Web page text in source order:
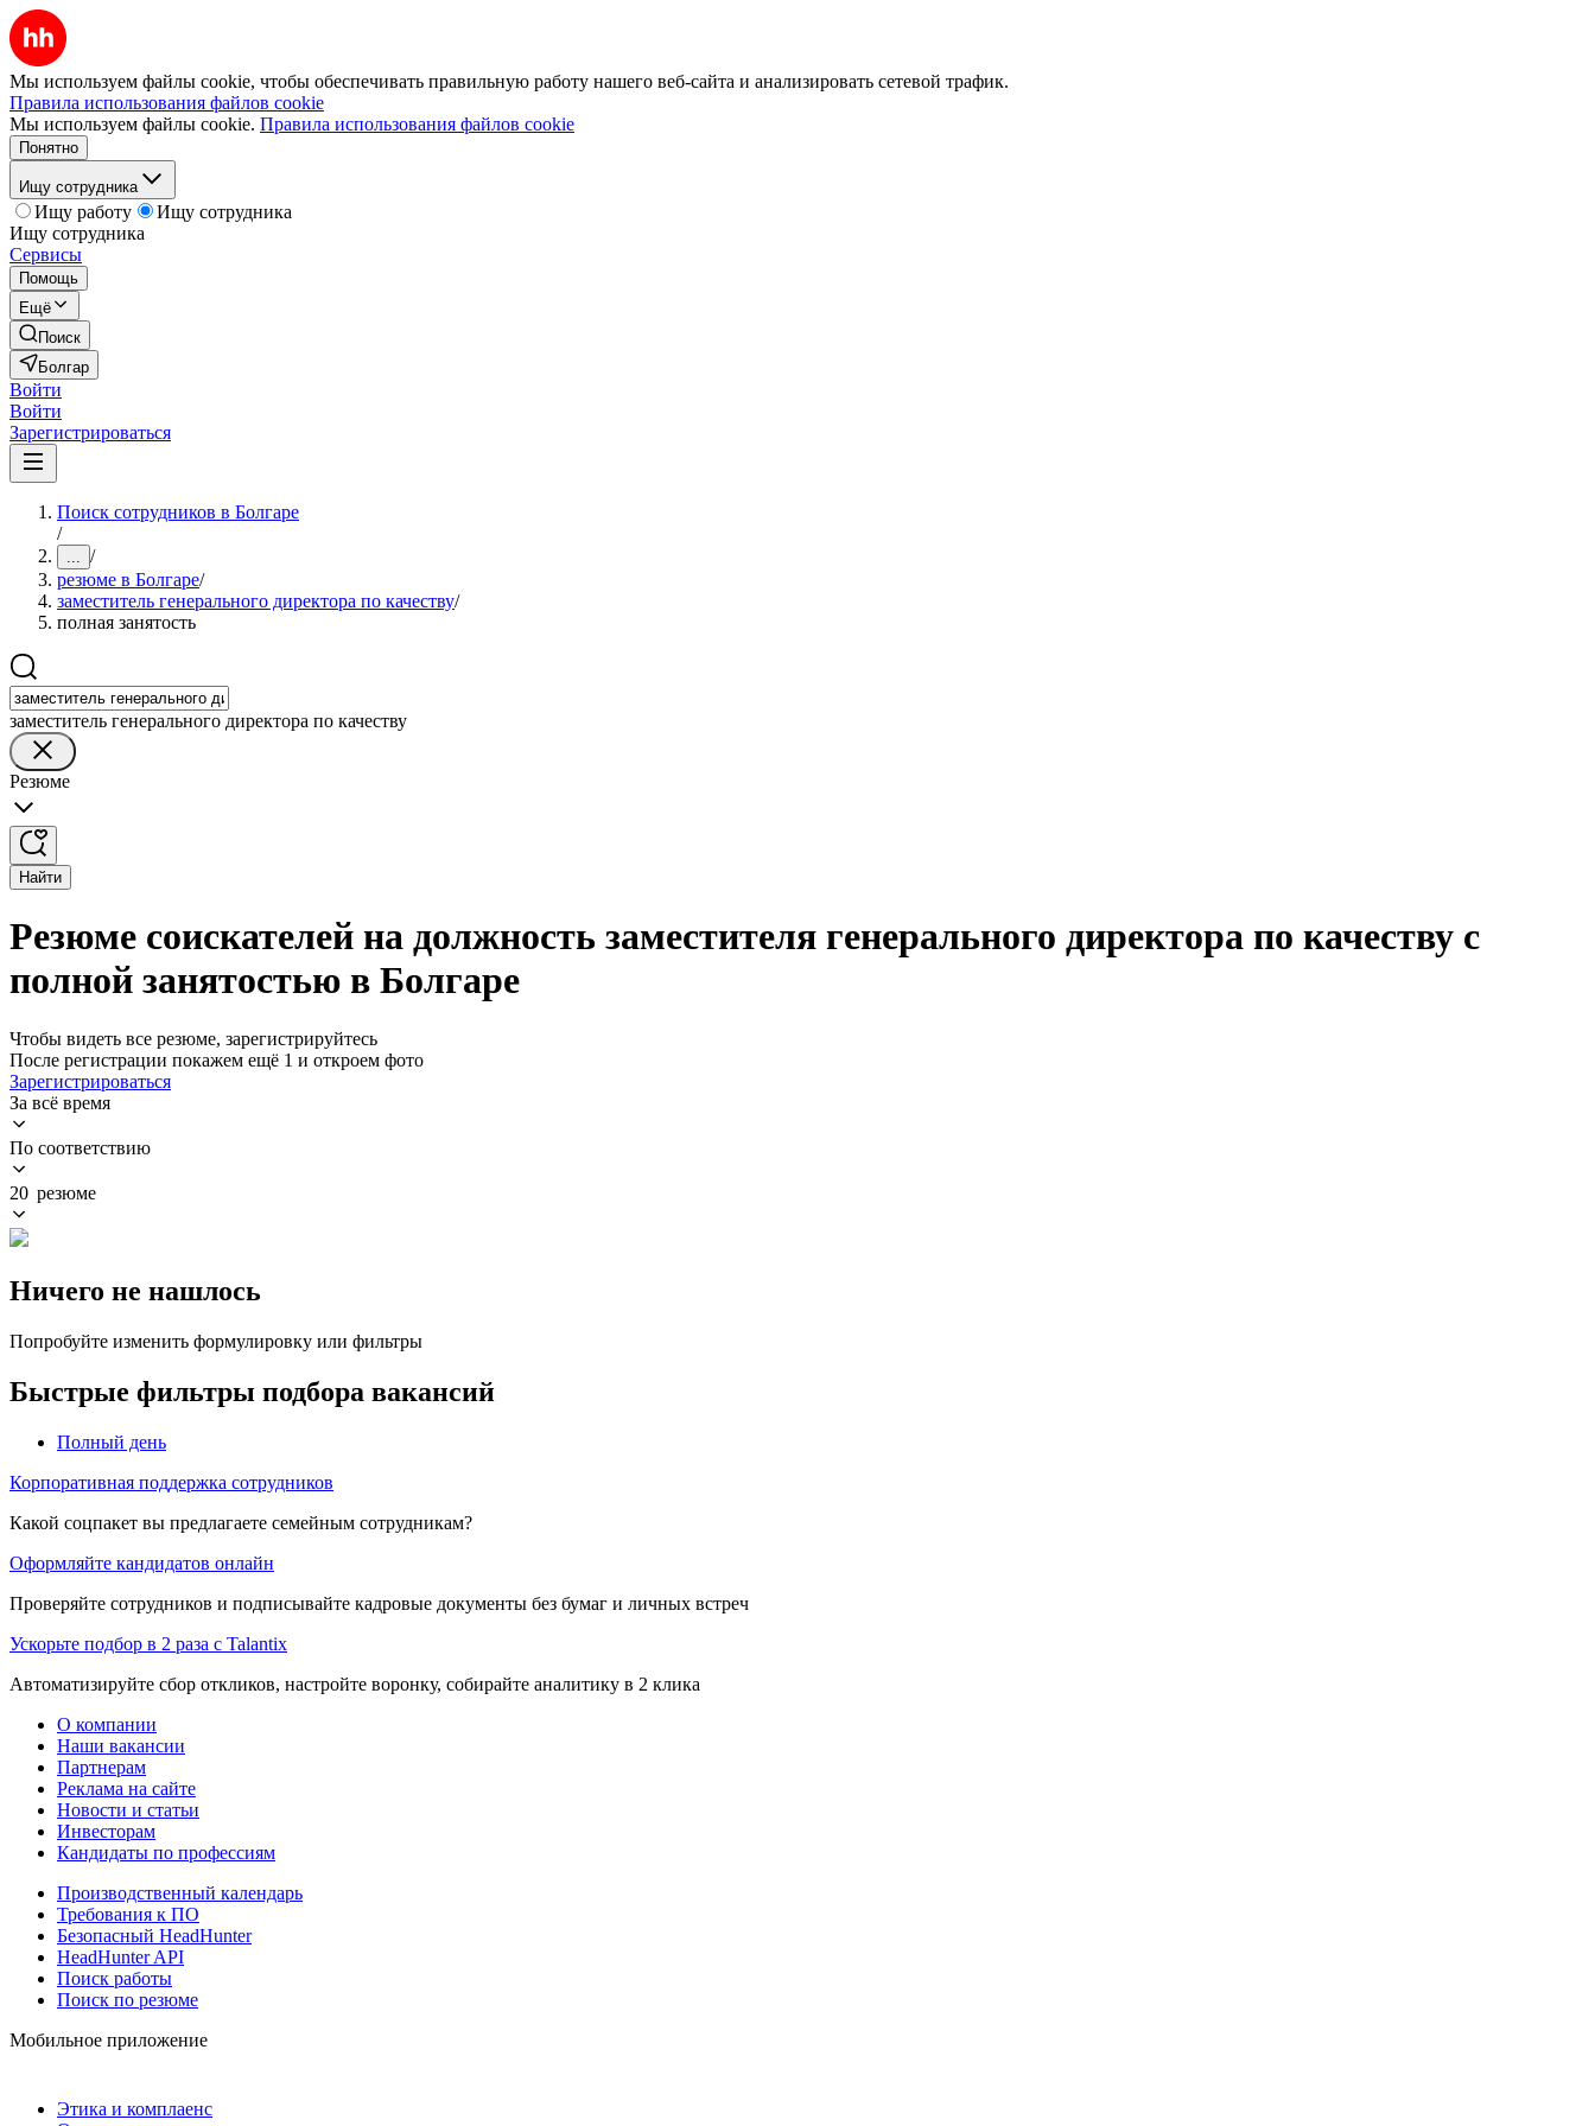
Мы используем файлы cookie, чтобы обеспечивать правильную работу нашего веб-сайта и анализировать сетевой трафик.
Правила использования файлов cookie
Мы используем файлы cookie. Правила использования файлов cookie
Понятно
Ищу сотрудника
Ищу работу
Ищу сотрудника
Ищу сотрудника
Сервисы
Помощь
Ещё
Поиск
Болгар
Войти
Войти
Зарегистрироваться
Поиск сотрудников в Болгаре
/
... /
резюме в Болгаре/
заместитель генерального директора по качеству/
полная занятость
заместитель генерального директора по качеству
Резюме
Найти
Резюме соискателей на должность заместителя генерального директора по качеству с
полной занятостью в Болгаре
Чтобы видеть все резюме, зарегистрируйтесь
После регистрации покажем ещё 1 и откроем фото
Зарегистрироваться
За всё время
По соответствию
20 резюме
Ничего не нашлось
Попробуйте изменить формулировку или фильтры
Быстрые фильтры подбора вакансий
Полный день
Корпоративная поддержка сотрудников
Какой соцпакет вы предлагаете семейным сотрудникам?
Оформляйте кандидатов онлайн
Проверяйте сотрудников и подписывайте кадровые документы без бумаг и личных встреч
Ускорьте подбор в 2 раза с Talantix
Автоматизируйте сбор откликов, настройте воронку, собирайте аналитику в 2 клика
О компании
Наши вакансии
Партнерам
Реклама на сайте
Новости и статьи
Инвесторам
Кандидаты по профессиям
Производственный календарь
Требования к ПО
Безопасный HeadHunter
HeadHunter API
Поиск работы
Поиск по резюме
Мобильное приложение
Этика и комплаенс